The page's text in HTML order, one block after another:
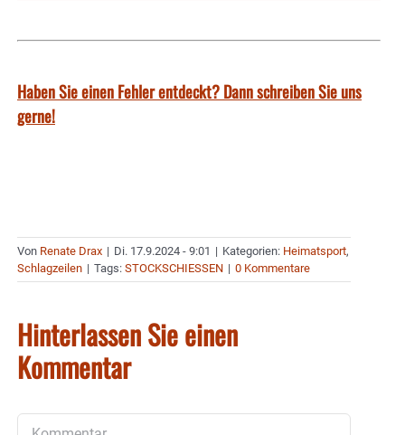
Haben Sie einen Fehler entdeckt? Dann schreiben Sie uns
gerne!
Von Renate Drax | Di. 17.9.2024 - 9:01 | Kategorien: Heimatsport,
Schlagzeilen | Tags: STOCKSCHIESSEN | 0 Kommentare
Hinterlassen Sie einen
Kommentar